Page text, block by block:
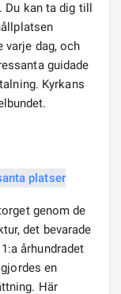
Du kan ta dig till
varje dag, och
guidade
Kyrkans
genom de
det bevarade
århundradet
en
Här